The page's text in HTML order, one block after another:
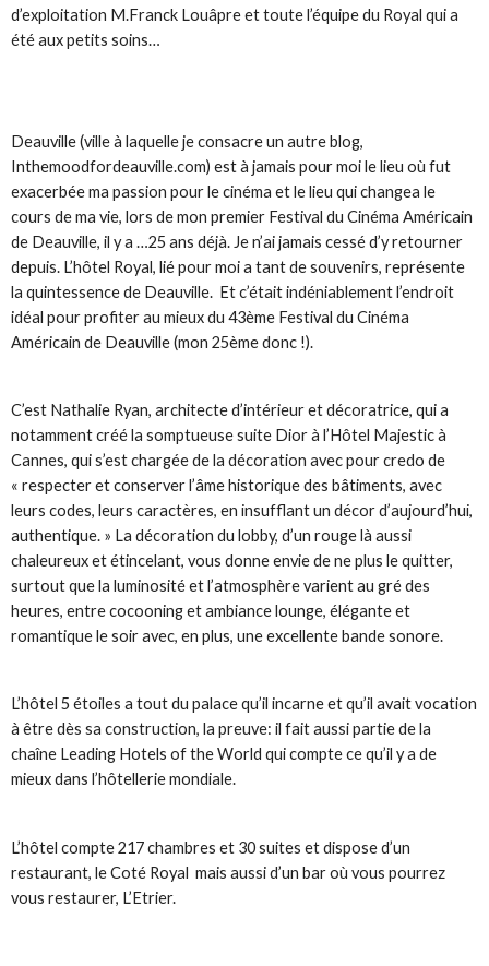
d’exploitation M.Franck Louâpre et toute l’équipe du Royal qui a
été aux petits soins…
Deauville (ville à laquelle je consacre un autre blog,
Inthemoodfordeauville.com) est à jamais pour moi le lieu où fut
exacerbée ma passion pour le cinéma et le lieu qui changea le
cours de ma vie, lors de mon premier Festival du Cinéma Américain
de Deauville, il y a …25 ans déjà. Je n’ai jamais cessé d’y retourner
depuis. L’hôtel Royal, lié pour moi a tant de souvenirs, représente
la quintessence de Deauville. Et c’était indéniablement l’endroit
idéal pour profiter au mieux du 43ème Festival du Cinéma
Américain de Deauville (mon 25ème donc !).
C’est Nathalie Ryan, architecte d’intérieur et décoratrice, qui a
notamment créé la somptueuse suite Dior à l’Hôtel Majestic à
Cannes, qui s’est chargée de la décoration avec pour credo de
« respecter et conserver l’âme historique des bâtiments, avec
leurs codes, leurs caractères, en insufflant un décor d’aujourd’hui,
authentique. » La décoration du lobby, d’un rouge là aussi
chaleureux et étincelant, vous donne envie de ne plus le quitter,
surtout que la luminosité et l’atmosphère varient au gré des
heures, entre cocooning et ambiance lounge, élégante et
romantique le soir avec, en plus, une excellente bande sonore.
L’hôtel 5 étoiles a tout du palace qu’il incarne et qu’il avait vocation
à être dès sa construction, la preuve: il fait aussi partie de la
chaîne Leading Hotels of the World qui compte ce qu’il y a de
mieux dans l’hôtellerie mondiale.
L’hôtel compte 217 chambres et 30 suites et dispose d’un
restaurant, le Coté Royal mais aussi d’un bar où vous pourrez
vous restaurer, L’Etrier.